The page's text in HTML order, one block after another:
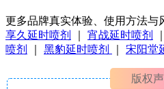
更多品牌真实体验、使用方法与
享久延时喷剂
宵战延时喷剂
喷剂
黑豹延时喷剂 宋阳堂
版权